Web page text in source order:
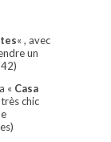
« , avec
un
« Casa
chic